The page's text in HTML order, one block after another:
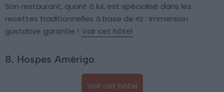
Son restaurant, quant à lui, est spécialisé dans les
recettes traditionnelles à base de riz : immersion
gustative garantie ! Voir cet hôtel
8. Hospes Amérigo
Voir cet hôtel